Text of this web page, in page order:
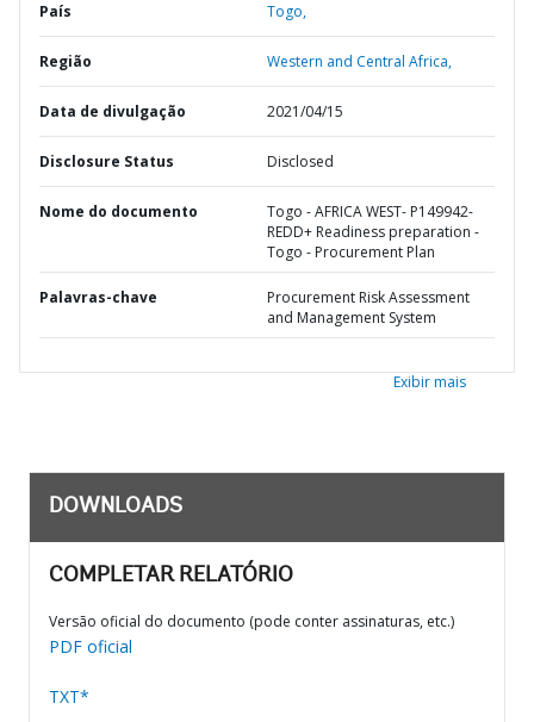
País Togo,
Região Western and Central Africa,
Data de divulgação 2021/04/15
Disclosure Status Disclosed
Nome do documento
Togo - AFRICA WEST- P149942-
REDD+ Readiness preparation -
Togo - Procurement Plan
Palavras-chave
Procurement Risk Assessment
and Management System
Exibir mais
DOWNLOADS
COMPLETAR RELATÓRIO
Versão oficial do documento (pode conter assinaturas, etc.)
PDF oficial
TXT*